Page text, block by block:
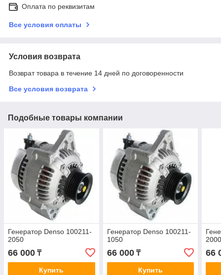
Оплата по реквизитам
Все условия оплаты
Условия возврата
Возврат товара в течение 14 дней по договоренности
Все условия возврата
Подобные товары компании
Генератор Denso 100211-
2050
66 000 ₸
Купить
Генератор Denso 100211-
1050
66 000₸
Купить
66